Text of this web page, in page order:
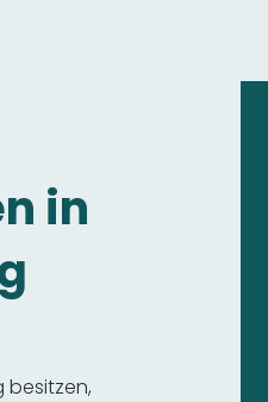
in
besitzen,